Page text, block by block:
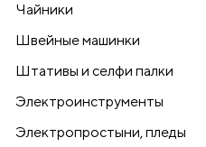
Чайники
Швейные машинки
Штативы и селфи палки
Электроинструменты
Электропростыни, пледы